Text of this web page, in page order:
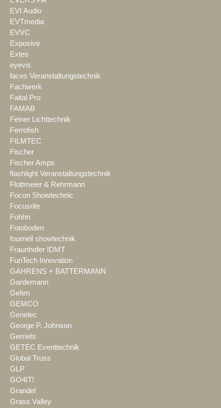
EVI Audio
EVTmedia
EVVC
Exposive
Extes
eyevis
faces Veranstaltungstechnik
Fachwerk
Faital Pro
FAMAB
Feiner Lichttechnik
Ferrofish
FILMTEC
Fischer
Fischer Amps
flashlight Veranstaltungstechnik
Flottmeier & Rehrmann
Focon Showtechnic
Focusrite
Fohhn
Fotoboden
fournell showtechnik
Fraunhofer IDMT
FunTech Innovation
GAHRENS + BATTERMANN
Gardemann
Gefen
GEMCO
Genelec
George P. Johnson
Gerriets
GETEC Eventtechnik
Global Truss
GLP
GO4IT!
Grandel
Grass Valley